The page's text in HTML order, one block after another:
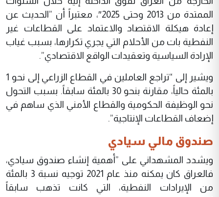
الممتدة من 2013 وحتى 2025″، معتبراً أن ”الحديث عن
إعادة هيكلة الاقتصاد والاعتماد على القطاعات غير
النفطية بات من الأحلام التي يجري تكرارها، بسبب غياب
الإرادة السياسية وتعقيدات الواقع الاقتصادي”.
ويشير إلى “تراجع العاملين في القطاع الزراعي إلى نحو 1
بالمئة حالياً، مقارنة بنحو 30 بالمئة سابقاً. بسبب التحول
نحو الوظيفة الحكومية والقطاع الأمني الذي ساهم في
إضعاف القطاعات الإنتاجية”.
صندوق مالي سيادي
ويشدد المشهداني على ”أهمية إنشاء صندوق سيادي،
فالعراق كان يمكنه منذ عام 2021 توجيه نسبة 3 بالمئة
من الإيرادات النفطية، التي كانت تذهب سابقاً